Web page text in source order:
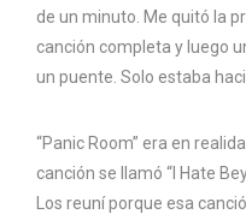
de un minuto. Me quitó la
canción completa y luego
un puente. Solo estaba
“Panic Room” era en
canción se llamó “I Hate
Los reuní porque esa